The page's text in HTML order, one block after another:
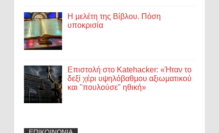
Η μελέτη της Βίβλου. Πόση
υποκρισία
Επιστολή στο Katehacker: «Ήταν το
δεξί χέρι υψηλόβαθμου αξιωματικού
και "πουλούσε" ηθική»